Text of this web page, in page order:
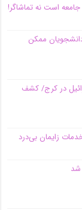
است نه تماشاگر!
ممکن
در کرج/‌ کشف
شد